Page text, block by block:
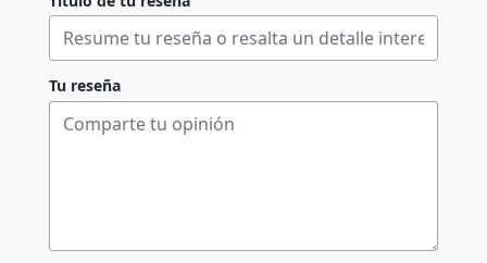
Tu reseña